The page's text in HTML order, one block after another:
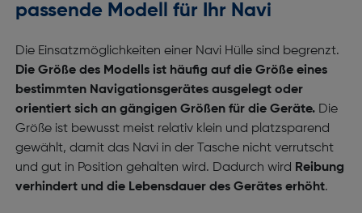
passende Modell für Ihr Navi
Die Einsatzmöglichkeiten einer Navi Hülle sind begrenzt.
Die Größe des Modells ist häufig auf die Größe eines
bestimmten Navigationsgerätes ausgelegt oder
orientiert sich an gängigen Größen für die Geräte. Die
Größe ist bewusst meist relativ klein und platzsparend
gewählt, damit das Navi in der Tasche nicht verrutscht
und gut in Position gehalten wird. Dadurch wird Reibung
verhindert und die Lebensdauer des Gerätes erhöht.